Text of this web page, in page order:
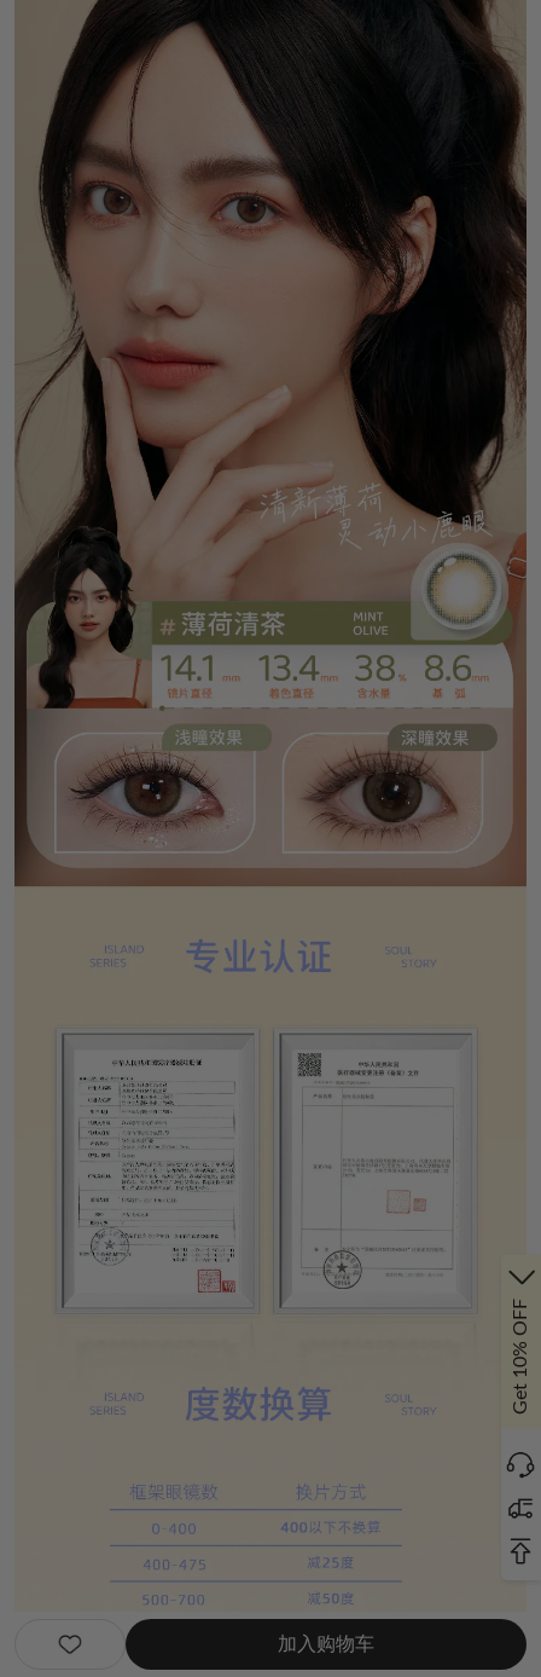
Get 10% OFF
加入购物车